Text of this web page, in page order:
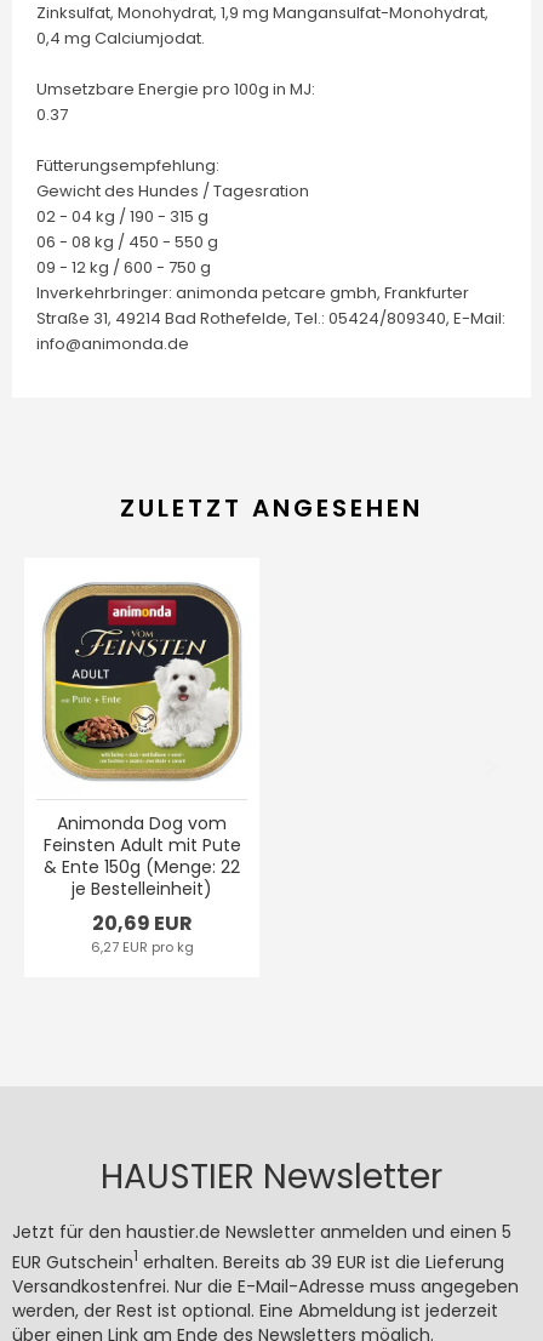
Zinksulfat, Monohydrat, 1,9 mg Mangansulfat-Monohydrat,
0,4 mg Calciumjodat.
Umsetzbare Energie pro 100g in MJ:
0.37
Fütterungsempfehlung:
Gewicht des Hundes / Tagesration
02 - 04 kg / 190 - 315 g
06 - 08 kg / 450 - 550 g
09 - 12 kg / 600 - 750 g
Inverkehrbringer: animonda petcare gmbh, Frankfurter
Straße 31, 49214 Bad Rothefelde, Tel.: 05424/809340, E-Mail:
info@animonda.de
ZULETZT ANGESEHEN
Animonda Dog vom
Feinsten Adult mit Pute
& Ente 150g (Menge: 22
je Bestelleinheit)
20,69 EUR
6,27 EUR pro kg
HAUSTIER Newsletter
Jetzt für den haustier.de Newsletter anmelden und einen 5
EUR Gutschein1 erhalten. Bereits ab 39 EUR ist die Lieferung
Versandkostenfrei. Nur die E-Mail-Adresse muss angegeben
werden, der Rest ist optional. Eine Abmeldung ist jederzeit
über einen Link am Ende des Newsletters möglich.